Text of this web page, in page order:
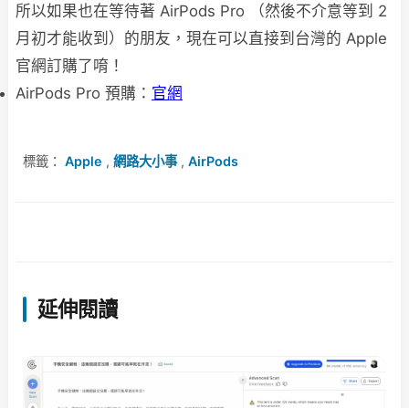
所以如果也在等待著 AirPods Pro （然後不介意等到 2
月初才能收到）的朋友，現在可以直接到台灣的 Apple
官網訂購了唷！
AirPods Pro 預購： 官網
標籤： Apple , 網路大小事, AirPods
延伸閱讀